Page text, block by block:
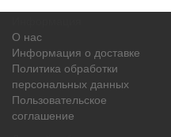
О нас
Информация о доставке
Политика обработки
персональных данных
Пользовательское
соглашение